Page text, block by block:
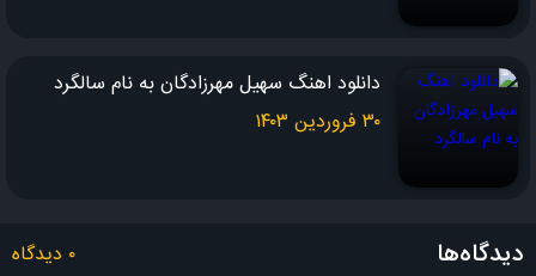
دانلود اهنگ سهیل مهرزادگان به نام سالگرد
۳۰ فروردین ۱۴۰۳
دیدگاه‌ها ۰ دیدگاه